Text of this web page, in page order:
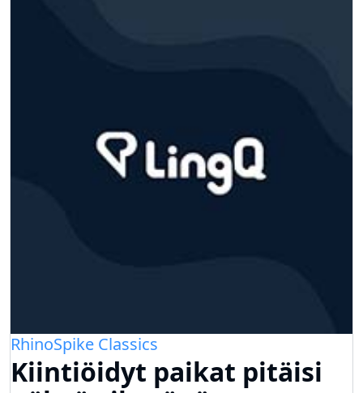
RhinoSpike Classics
Kiintiöidyt paikat pitäisi